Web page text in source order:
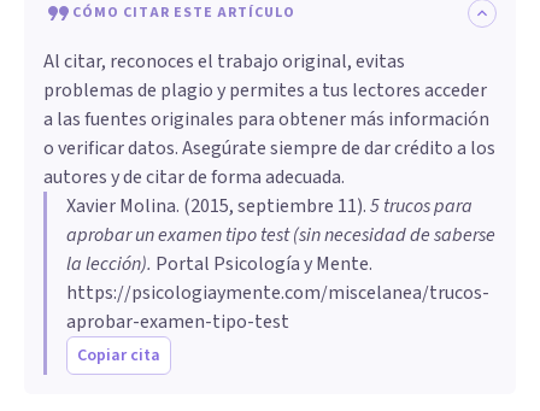
CÓMO CITAR ESTE ARTÍCULO
Al citar, reconoces el trabajo original, evitas
problemas de plagio y permites a tus lectores acceder
a las fuentes originales para obtener más información
o verificar datos. Asegúrate siempre de dar crédito a los
autores y de citar de forma adecuada.
Xavier Molina. (2015, septiembre 11).5 trucos para
aprobar un examen tipo test (sin necesidad de saberse
la lección). Portal Psicología y Mente.
https://psicologiaymente.com/miscelanea/trucos-
aprobar-examen-tipo-test
Copiar cita